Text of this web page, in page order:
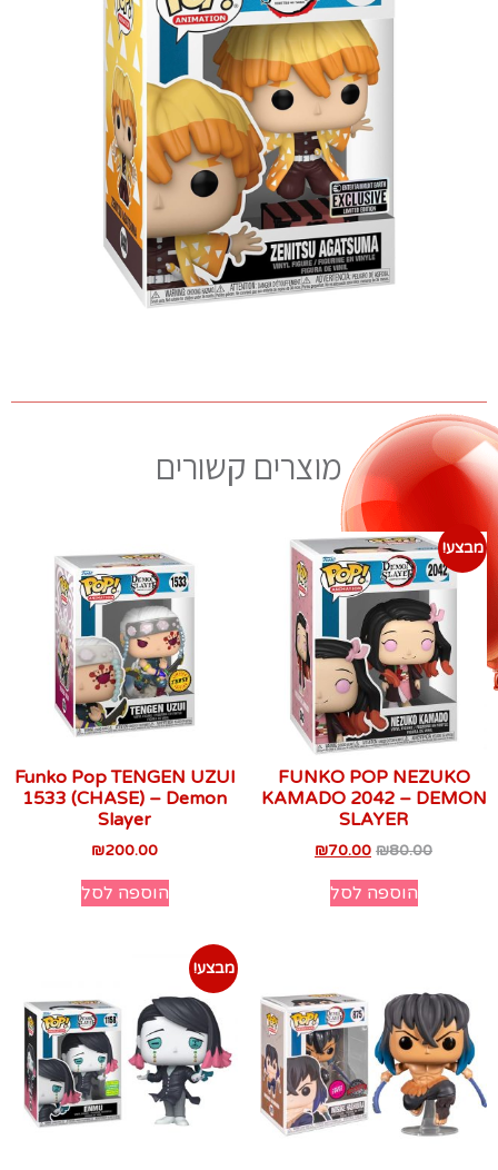
מוצרים קשורים
מבצע!
FUNKO POP NEZUKO
KAMADO 2042 – DEMON
SLAYER
₪80.00
₪70.00
הוספה לסל
Funko Pop TENGEN UZUI
1533 (CHASE) – Demon
Slayer
₪200.00
הוספה לסל
מבצע!